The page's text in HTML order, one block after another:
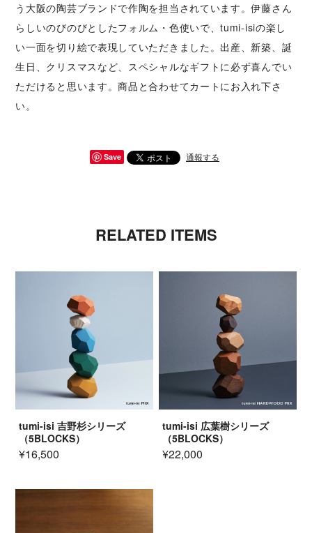
う大阪の陶芸ブランドで作陶を担当されています。伊藤さん
らしいのびのびとしたフォルム・色使いで、tumi-isiの楽し
い一面を切り絵で表現していただきました。出産、新築、誕
生日、クリスマスなど、スペシャルなギフトに必ず喜んでい
ただけると思います。商品と合わせてカートにお入れ下さ
い。
Save 通報する
RELATED ITEMS
tumi-isi 吉野杉シリーズ
（5BLOCKS）
¥16,500
tumi-isi 広葉樹シリーズ
（5BLOCKS）
¥22,000